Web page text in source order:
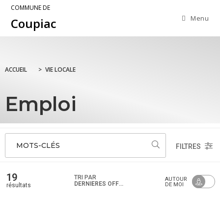
COMMUNE DE
Coupiac Menu
ACCUEIL > VIE LOCALE
Emploi
MOTS-CLÉS FILTRES
19
résultats
TRI PAR
DERNIÈRES OFFRES
AUTOUR
DE MOI